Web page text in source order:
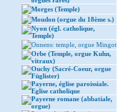
Morges (Temple)
Moudon (orgue du 18ème s.)
Nyon (égl. catholique,
Temple)
Onnens: temple, orgue Mingot
Orbe (Temple, orgue Kuhn,
vitraux)
Ouchy (Sacré-Coeur, orgue
Füglister)
Payerne, église paroissiale.
Eglise catholique
Payerne romane (abbatiale,
orgue)